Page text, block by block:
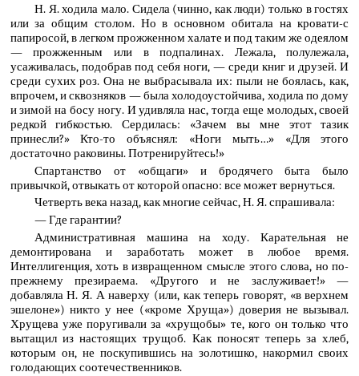
Н. Я. ходила мало. Сидела (чинно, как люди) только в гостях
или за общим столом. Но в основном обитала на кровати-с
папиросой, в легком прожженном халате и под таким же одеялом
— прожженным или в подпалинах. Лежала, полулежала,
усаживалась, подобрав под себя ноги, — среди книг и друзей. И
среди сухих роз. Она не выбрасывала их: пыли не боялась, как,
впрочем, и сквозняков — была холодоустойчива, ходила по дому
и зимой на босу ногу. И удивляла нас, тогда еще молодых, своей
редкой гибкостью. Сердилась: «Зачем вы мне этот тазик
принесли?» Кто-то объяснял: «Ноги мыть…» «Для этого
достаточно раковины. Потренируйтесь!»
Спартанство от «общаги» и бродячего быта было
привычкой, отвыкать от которой опасно: все может вернуться.
Четверть века назад, как многие сейчас, Н. Я. спрашивала:
— Где гарантии?
Административная машина на ходу. Карательная не
демонтирована и заработать может в любое время.
Интеллигенция, хоть в извращенном смысле этого слова, но по-
прежнему презираема. «Другого и не заслуживает!» —
добавляла Н. Я. А наверху (или, как теперь говорят, «в верхнем
эшелоне») никто у нее («кроме Хруща») доверия не вызывал.
Хрущева уже поругивали за «хрущобы» те, кого он только что
вытащил из настоящих трущоб. Как поносят теперь за хлеб,
которым он, не поскупившись на золотишко, накормил своих
голодающих соотечественников.